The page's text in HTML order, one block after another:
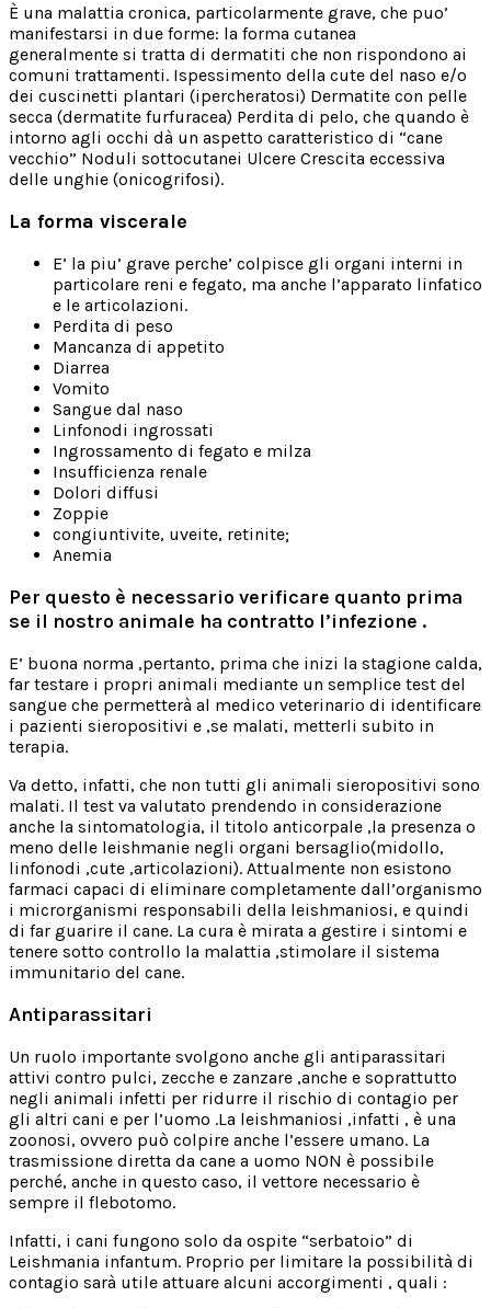
È una malattia cronica, particolarmente grave, che puo’
manifestarsi in due forme: la forma cutanea
generalmente si tratta di dermatiti che non rispondono ai
comuni trattamenti. Ispessimento della cute del naso e/o
dei cuscinetti plantari (ipercheratosi) Dermatite con pelle
secca (dermatite furfuracea) Perdita di pelo, che quando è
intorno agli occhi dà un aspetto caratteristico di “cane
vecchio” Noduli sottocutanei Ulcere Crescita eccessiva
delle unghie (onicogrifosi).
La forma viscerale
E’ la piu’ grave perche’ colpisce gli organi interni in
particolare reni e fegato, ma anche l’apparato linfatico
e le articolazioni.
Perdita di peso
Mancanza di appetito
Diarrea
Vomito
Sangue dal naso
Linfonodi ingrossati
Ingrossamento di fegato e milza
Insufficienza renale
Dolori diffusi
Zoppie
congiuntivite, uveite, retinite;
Anemia
Per questo è necessario verificare quanto prima
se il nostro animale ha contratto l’infezione .
E’ buona norma ,pertanto, prima che inizi la stagione calda,
far testare i propri animali mediante un semplice test del
sangue che permetterà al medico veterinario di identificare
i pazienti sieropositivi e ,se malati, metterli subito in
terapia.
Va detto, infatti, che non tutti gli animali sieropositivi sono
malati. Il test va valutato prendendo in considerazione
anche la sintomatologia, il titolo anticorpale ,la presenza o
meno delle leishmanie negli organi bersaglio(midollo,
linfonodi ,cute ,articolazioni). Attualmente non esistono
farmaci capaci di eliminare completamente dall’organismo
i microrganismi responsabili della leishmaniosi, e quindi
di far guarire il cane. La cura è mirata a gestire i sintomi e
tenere sotto controllo la malattia ,stimolare il sistema
immunitario del cane.
Antiparassitari
Un ruolo importante svolgono anche gli antiparassitari
attivi contro pulci, zecche e zanzare ,anche e soprattutto
negli animali infetti per ridurre il rischio di contagio per
gli altri cani e per l’uomo .La leishmaniosi ,infatti , è una
zoonosi, ovvero può colpire anche l’essere umano. La
trasmissione diretta da cane a uomo NON è possibile
perché, anche in questo caso, il vettore necessario è
sempre il flebotomo.
Infatti, i cani fungono solo da ospite “serbatoio” di
Leishmania infantum. Proprio per limitare la possibilità di
contagio sarà utile attuare alcuni accorgimenti , quali :